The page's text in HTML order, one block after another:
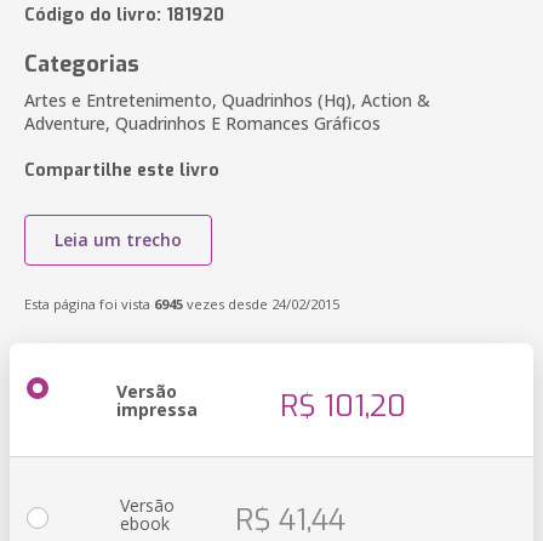
Código do livro: 181920
Categorias
Artes e Entretenimento, Quadrinhos (Hq), Action &
Adventure, Quadrinhos E Romances Gráficos
Compartilhe este livro
Leia um trecho
Esta página foi vista 6945 vezes desde 24/02/2015
Versão
impressa R$ 101,20
Versão
ebook R$ 41,44